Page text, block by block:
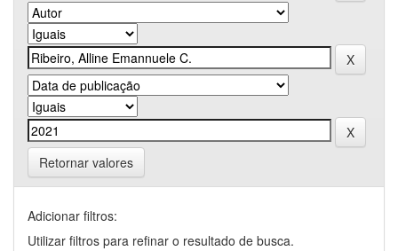
Retornar valores
Adicionar filtros:
Utilizar filtros para refinar o resultado de busca.